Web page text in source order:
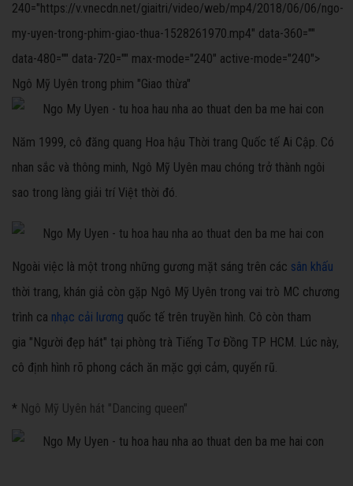
240="https://v.vnecdn.net/giaitri/video/web/mp4/2018/06/06/ngo-
my-uyen-trong-phim-giao-thua-1528261970.mp4" data-360=""
data-480="" data-720="" max-mode="240" active-mode="240">
Ngô Mỹ Uyên trong phim "Giao thừa"
Năm 1999, cô đăng quang Hoa hậu Thời trang Quốc tế Ai Cập. Có
nhan sắc và thông minh, Ngô Mỹ Uyên mau chóng trở thành ngôi
sao trong làng giải trí Việt thời đó.
Ngoài việc là một trong những gương mặt sáng trên các sân khấu
thời trang, khán giả còn gặp Ngô Mỹ Uyên trong vai trò MC chương
trình ca nhạc cải lương quốc tế trên truyền hình. Cô còn tham
gia "Người đẹp hát" tại phòng trà Tiếng Tơ Đồng TP HCM. Lúc này,
cô định hình rõ phong cách ăn mặc gợi cảm, quyến rũ.
* Ngô Mỹ Uyên hát "Dancing queen"